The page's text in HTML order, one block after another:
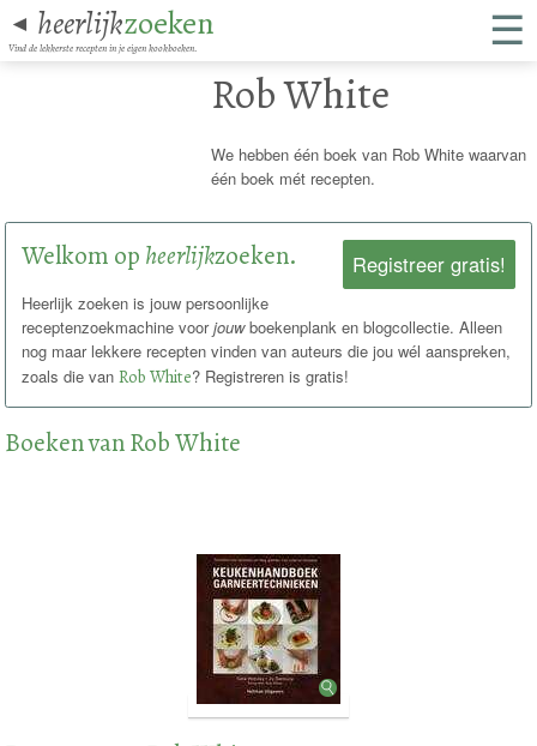
◄ heerlijkzoeken
Vind de lekkerste recepten in je eigen kookboeken. ☰
Rob White
We hebben één boek van Rob White waarvan
één boek mét recepten.
Registreer gratis!
Welkom op heerlijkzoeken.
Heerlijk zoeken is jouw persoonlijke
receptenzoekmachine voorjouwboekenplank en blogcollectie. Alleen
nog maar lekkere recepten vinden van auteurs die jou wél aanspreken,
zoals die van Rob White? Registreren is gratis!
Boeken van Rob White